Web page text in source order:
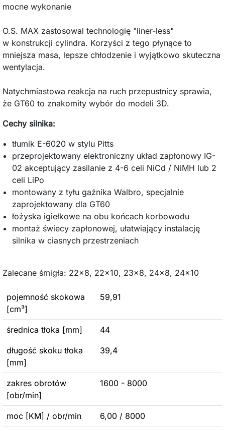
mocne wykonanie
O.S. MAX zastosowal technologię "liner-less"
w konstrukcji cylindra. Korzyści z tego płynące to
mniejsza masa, lepsze chłodzenie i wyjątkowo skuteczna
wentylacja.
Natychmiastowa reakcja na ruch przepustnicy sprawia,
że GT60 to znakomity wybór do modeli 3D.
Cechy silnika:
tłumik E-6020 w stylu Pitts
przeprojektowany elektroniczny układ zapłonowy IG-
02akceptujący zasilanie z 4-6 celi NiCd / NiMH lub 2
celi LiPo
montowany z tyłu gaźnika Walbro, specjalnie
zaprojektowany dla GT60
łożyska igiełkowe na obu końcach korbowodu
montaż świecy zapłonowej, ułatwiający instalację
silnika w ciasnych przestrzeniach
Zalecane śmigła: 22x8, 22x10, 23x8, 24x8, 24x10
pojemność skokowa
[cm³]
59,91
średnica tłoka [mm] 44
długość skoku tłoka
[mm]
39,4
zakres obrotów
[obr/min]
1600 - 8000
moc [KM] / obr/min 6,00 / 8000